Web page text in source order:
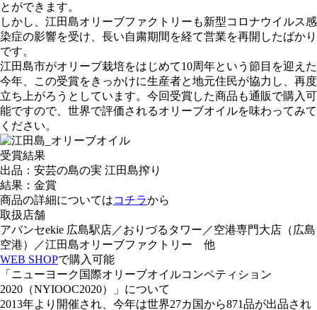
とができます。
しかし、江田島オリーブファクトリーも新型コロナウイルス感
染症の影響を受け、長い自粛期間を経て営業を再開したばかり
です。
江田島市がオリーブ栽培をはじめて10周年という節目を迎えた
今年、この受賞をきっかけに生産者と地元住民が協力し、再度
立ち上がろうとしています。今回受賞した商品も通販で購入可
能ですので、世界で評価されるオリーブオイルを味わってみて
ください。
受賞結果
出品：安芸の島の実 江田島搾り
結果：金賞
商品の詳細についてはコチラから
取扱店舗
アバンセekie 広島駅店／おりづるタワー／空港専門大店（広島
空港）／江田島オリーブファクトリー 他
WEB SHOPで購入可能
「ニューヨーク国際オリーブオイルコンペティション
2020（NYIOOC2020）」について
2013年より開催され、今年は世界27カ国から871品が出品され